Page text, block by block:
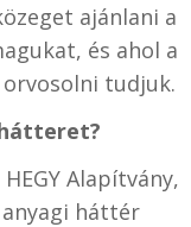
ajánlani a
és ahol a
tudjuk.
Alapítvány,
háttér